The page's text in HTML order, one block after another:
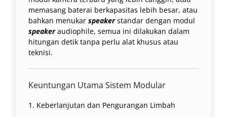
memasang baterai berkapasitas lebih besar, atau
bahkan menukar speakerstandar dengan modul
speakeraudiophile, semua ini dilakukan dalam
hitungan detik tanpa perlu alat khusus atau
teknisi.
Keuntungan Utama Sistem Modular
1. Keberlanjutan dan Pengurangan Limbah